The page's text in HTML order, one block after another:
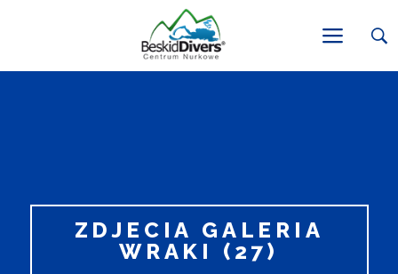
ZDJECIA GALERIA
WRAKI (27)